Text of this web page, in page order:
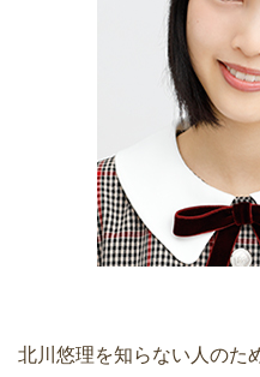
北川悠理を知らない人のた